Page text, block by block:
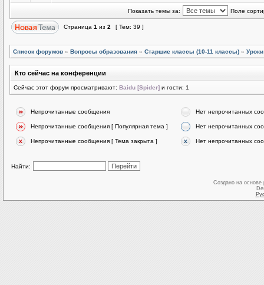
Показать темы за: Поле
Страница 1 из 2 [ Тем: 39 ]
Список форумов » Вопросы образования » Старшие классы (10-11 классы) »
Кто сейчас на конференции
Сейчас этот форум просматривают: Baidu [Spider] и гости: 1
Непрочитанные сообщения Нет непрочитанных
Непрочитанные сообщения [ Популярная тема ] Нет непрочитанных
Непрочитанные сообщения [ Тема закрыта ] Нет непрочитанных
Найти:
Создано на основе